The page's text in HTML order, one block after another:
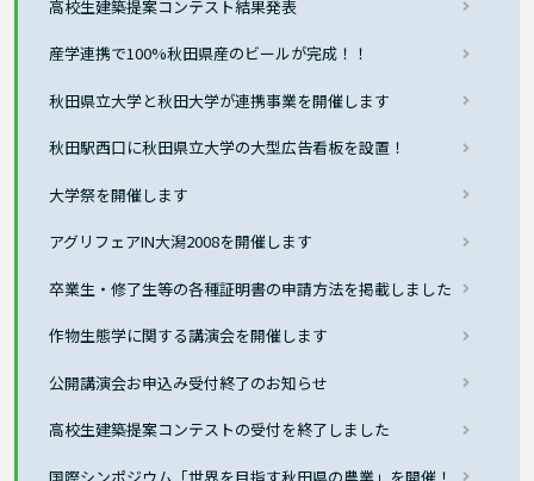
高校生建築提案コンテスト結果発表
産学連携で100%秋田県産のビールが完成！！
秋田県立大学と秋田大学が連携事業を開催します
秋田駅西口に秋田県立大学の大型広告看板を設置！
大学祭を開催します
アグリフェアIN大潟2008を開催します
卒業生・修了生等の各種証明書の申請方法を掲載しました
作物生態学に関する講演会を開催します
公開講演会お申込み受付終了のお知らせ
高校生建築提案コンテストの受付を終了しました